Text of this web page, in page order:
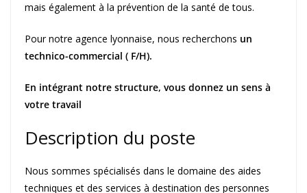
mais également à la prévention de la santé de tous.
Pour notre agence lyonnaise, nous recherchons un
technico-commercial ( F/H).
En intégrant notre structure, vous donnez un sens à
votre travail
Description du poste
Nous sommes spécialisés dans le domaine des aides
techniques et des services à destination des personnes